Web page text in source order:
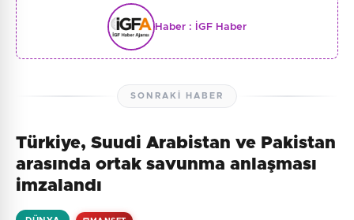
Haber : İGF Haber
SONRAKI HABER
Türkiye, Suudi Arabistan ve Pakistan
arasında ortak savunma anlaşması
imzalandı